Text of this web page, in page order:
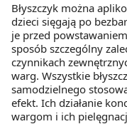
Błyszczyk można
dzieci sięgają po
je przed
sposób szczególny
czynnikach
warg. Wszystkie
samodzielnego
efekt. Ich działanie
wargom i ich